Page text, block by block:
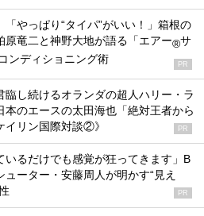
「やっぱり“タイパ”がいい！」箱根の
原竜二と神野大地が語る「エアー®サ
ンディショニング術 PR
臨し続けるオランダの超人ハリー・ラ
本のエースの太田海也「絶対王者から
イリン国際対談②》
PR
いるだけでも感覚が狂ってきます」B
ューター・安藤周人が明かす“見え
PR